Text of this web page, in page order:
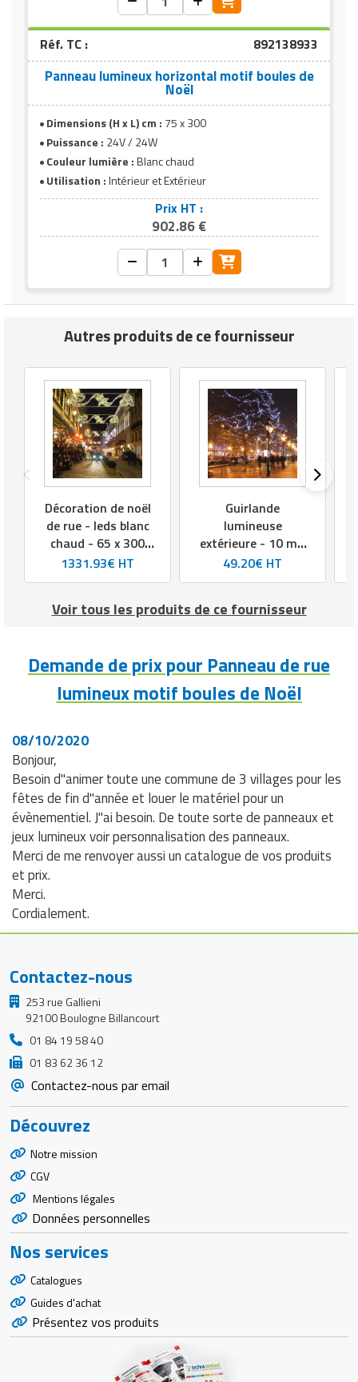
- 315 ampoules
- Nombre de leds fixes :
- Nombre de leds flashs :
18
Réf. TC : 892138933
Panneau lumineux horizontal motif boules de
Noël
Dimensions (H x L) cm : 75 x 300
Puissance : 24V / 24W
Couleur lumière :Blanc chaud
Utilisation :Intérieur et Extérieur
Prix HT :
902.86 €
Autres produits de ce fournisseur
Décoration de noël
de rue - leds blanc
chaud - 65 x 300
cm - 24V
1331.93€ HT
Guirlande
lumineuse
extérieure - 10 m -
100 leds blanches
ou blanc chaud (20
blanc - 230V
49.20€ HT
Voir tous les produits de ce fournisseur
Demande de prix pour Panneau de rue
lumineux motif boules de Noël
08/10/2020
Bonjour,
Besoin d"animer toute une commune de 3 villages pour les
fêtes de fin d"année et louer le matériel pour un
évènementiel. J"ai besoin. De toute sorte de panneaux et
jeux lumineux voir personnalisation des panneaux.
Merci de me renvoyer aussi un catalogue de vos produits
et prix.
Merci.
Cordialement.
Contactez-nous
253 rue Gallieni
92100 Boulogne Billancourt
01 84 19 58 40
01 83 62 36 12
Contactez-nous par email
Découvrez
Notre mission
CGV
Mentions légales
Données personnelles
Nos services
Catalogues
Guides d'achat
Présentez vos produits